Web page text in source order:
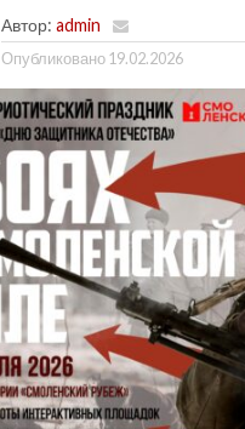
Автор: admin
Опубликовано 19.02.2026